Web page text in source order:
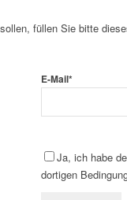
füllen Sie bitte
E-Mail*
Ja, ich habe
dortigen